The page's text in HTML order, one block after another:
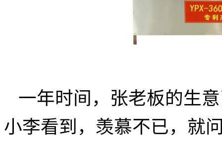
一年时间，张老板的生
小李看到，羡慕不已，就